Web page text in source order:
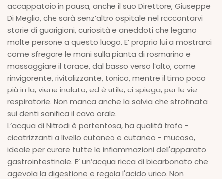
accappatoio in pausa, anche il suo Direttore, Giuseppe
Di Meglio, che sarà senz’altro ospitale nel raccontarvi
storie di guarigioni, curiosità e aneddoti che legano
molte persone a questo luogo. E’ proprio lui a mostrarci
come sfregare le mani sulla pianta di rosmarino e
massaggiare il torace, dal basso verso l’alto, come
rinvigorente, rivitalizzante, tonico, mentre il timo poco
più in la, viene inalato, ed è utile, ci spiega, per le vie
respiratorie. Non manca anche la salvia che strofinata
sui denti sanifica il cavo orale.
L’acqua di Nitrodi è portentosa, ha qualità trofo -
cicatrizzanti a livello cutaneo e cutaneo - mucoso,
ideale per curare tutte le infiammazioni dell'apparato
gastrointestinale. E’ un’acqua ricca di bicarbonato che
agevola la digestione e regola l'acido urico. Non